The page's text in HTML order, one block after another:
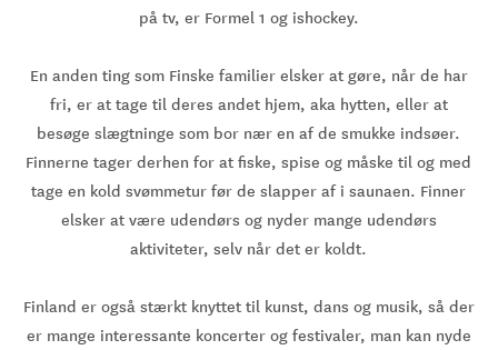
på tv, er Formel 1 og ishockey.
En anden ting som Finske familier elsker at gøre, når de har
fri, er at tage til deres andet hjem, aka hytten, eller at
besøge slægtninge som bor nær en af de smukke indsøer.
Finnerne tager derhen for at fiske, spise og måske til og med
tage en kold svømmetur før de slapper af i saunaen. Finner
elsker at være udendørs og nyder mange udendørs
aktiviteter, selv når det er koldt.
Finland er også stærkt knyttet til kunst, dans og musik, så der
er mange interessante koncerter og festivaler, man kan nyde